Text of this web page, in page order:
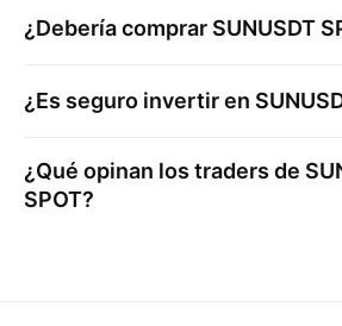
¿Debería comprar SUNUSDT
¿Es seguro invertir en
¿Qué opinan los traders de
SPOT?